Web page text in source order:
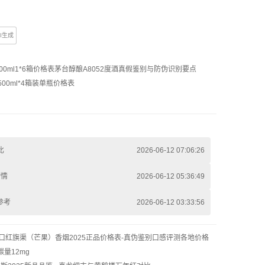
生成
箱价格表茅台醇酿A8052度酒真假鉴别与防伪识别要点
箱装单瓶价格表
2026-06-12 07:06:26
2026-06-12 05:36:49
考 2026-06-12 03:33:56
红旗渠（芒果）香烟2025正品价格表-真伪鉴别口感评测各地价格
量12mg